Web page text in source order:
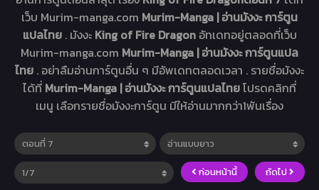
เว็บ Murim-manga.com Murim-Manga | อ่านมังงะ การ์ตูน
แปลไทย . มังงะ King of Fire Dragon อัทเดทอยู่ตลอดที่เว็บ
Murim-manga.com Murim-Manga | อ่านมังงะ การ์ตูนแปล
ไทย . อย่าลืมอ่านการ์ตูนอื่น ๆ มีอัพเดทตลอดเวลา . รายชื่อมังงะ
ได้ที่ Murim-Manga | อ่านมังงะ การ์ตูนแปลไทยโปรดคลิกที่
เมนู เลือกรายชื่อมังงะการ์ตูน มีให้อ่านมากกว่า1พันเรื่อง
ก่อนหน้านี้ ถัดไป